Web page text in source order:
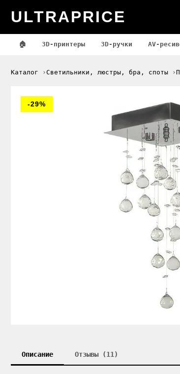
ULTRAPRICE
🏠 3D-принтеры 3D-ручки AV-
Каталог Светильники, люстры, бра, споты
-29%
Описание Отзывы (11)